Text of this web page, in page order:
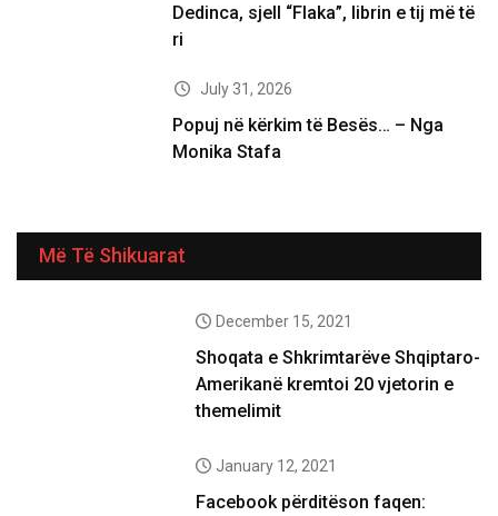
Dedinca, sjell “Flaka”, librin e tij më të
ri
July 31, 2026
Popuj në kërkim të Besës… – Nga
Monika Stafa
Më Të Shikuarat
December 15, 2021
Shoqata e Shkrimtarëve Shqiptaro-
Amerikanë kremtoi 20 vjetorin e
themelimit
January 12, 2021
Facebook përditëson faqen: